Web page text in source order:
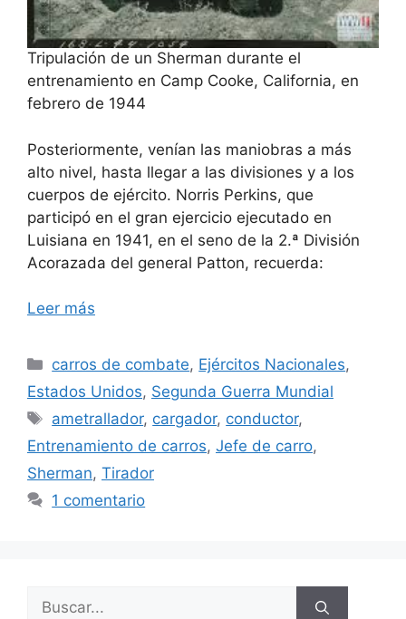
Tripulación de un Sherman durante el
entrenamiento en Camp Cooke, California, en
febrero de 1944
Posteriormente, venían las maniobras a más
alto nivel, hasta llegar a las divisiones y a los
cuerpos de ejército. Norris Perkins, que
participó en el gran ejercicio ejecutado en
Luisiana en 1941, en el seno de la 2.ª División
Acorazada del general Patton, recuerda:
Leer más
Categorías
carros de combate, Ejércitos Nacionales,
Estados Unidos, Segunda Guerra Mundial
Etiquetas
ametrallador, cargador, conductor,
Entrenamiento de carros, Jefe de carro,
Sherman, Tirador
1 comentario
Buscar: